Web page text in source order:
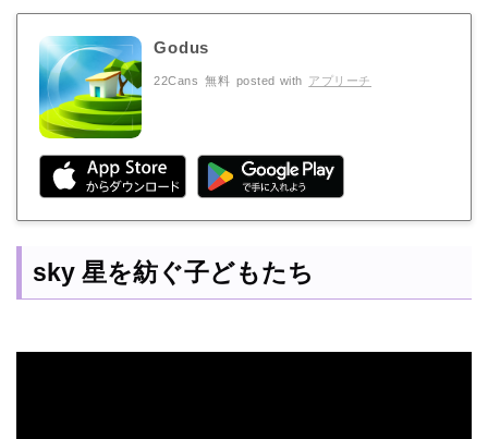
Godus
22Cans 無料 posted with アプリーチ
sky 星を紡ぐ子どもたち